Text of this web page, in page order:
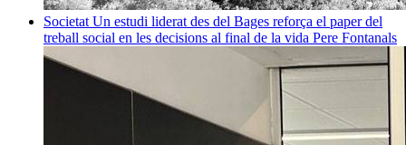
Societat Un estudi liderat des del Bages reforça el paper del
treball social en les decisions al final de la vida Pere Fontanals